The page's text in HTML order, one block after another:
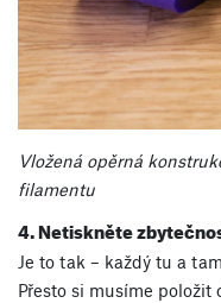
Vložená opěrná
filamentu
4. Netiskněte
Je to tak – každý tu a
Přesto si musíme